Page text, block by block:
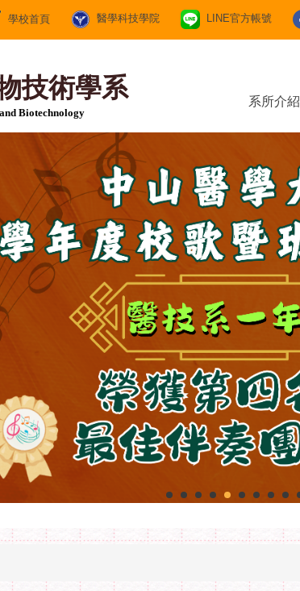
技術學系
Biotechnology
系所介紹
學校首頁 醫學科技學院 LINE官方帳號